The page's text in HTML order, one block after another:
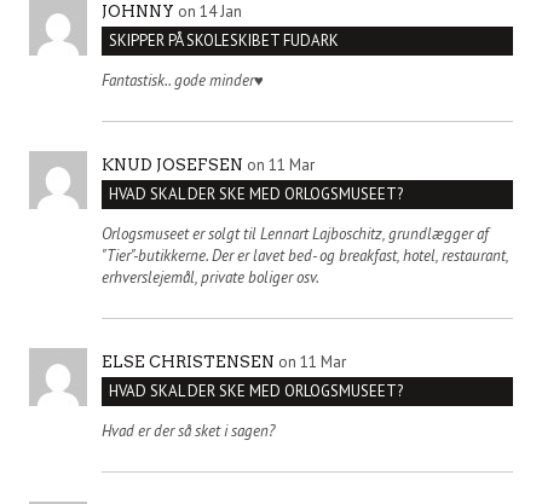
JOHNNY on 14 Jan
SKIPPER PÅ SKOLESKIBET FUDARK
Fantastisk.. gode minder♥️
KNUD JOSEFSEN on 11 Mar
HVAD SKAL DER SKE MED ORLOGSMUSEET?
Orlogsmuseet er solgt til Lennart Lajboschitz, grundlægger af
"Tier"-butikkerne. Der er lavet bed- og breakfast, hotel, restaurant,
erhverslejemål, private boliger osv.
ELSE CHRISTENSEN on 11 Mar
HVAD SKAL DER SKE MED ORLOGSMUSEET?
Hvad er der så sket i sagen?